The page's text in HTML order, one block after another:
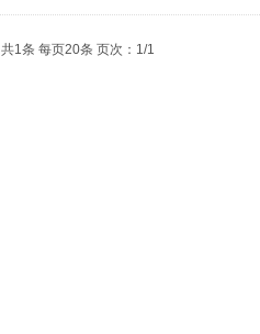
共1条 每页20条 页次：1/1